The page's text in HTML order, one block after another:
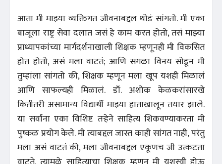
आता मी माझ्या व्यक्तिगत जीवनाबद्दल थोडं सांगतो. मी एका
बाजूला राष्ट्र सेवा दलात जसं हे काम करत होतो, तसं माझ्या
प्राध्यापकांच्या मार्गदर्शनाखाली शिक्षक म्हणूनही मी विकसित
होत होतो, असं मला वाटतं; आणि सगळा विनय सोडून मी
तुम्हांला सांगतो की, शिक्षक म्हणून मला खूप यशही मिळालं
आणि साफल्यही मिळालं. डॉ. अशोक केळकरांसारखे
कितीतरी असामान्य विद्यार्थी माझ्या हाताखालून तयार झाले.
या सर्वांना एका विशिष्ट तऱ्हेने साहित्य शिकवण्याकरता मी
पुष्कळ प्रयोग केले. मी त्याबद्दल जास्त काही सांगत नाही, परंतु
मला असं वाटतं की, मला जीवनाबद्दल एकूणच जी उत्कटता